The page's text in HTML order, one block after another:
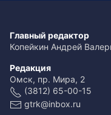
Главный редактор
Копейкин Андрей
Редакция
Омск, пр. Мира, 2
(3812) 65-00-15
gtrk@inbox.ru